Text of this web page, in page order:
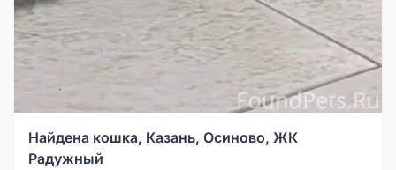
Найдена кошка, Казань, Осиново, ЖК
Радужный